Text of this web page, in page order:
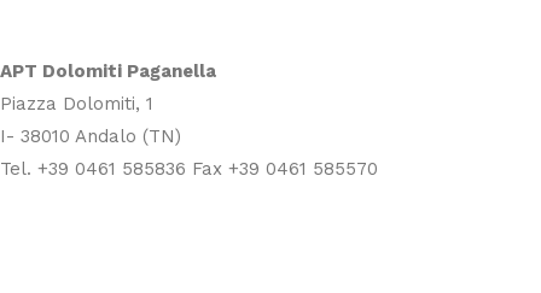
APT Dolomiti Paganella
Piazza Dolomiti, 1
I- 38010 Andalo (TN)
Tel. +39 0461 585836 Fax +39 0461 585570